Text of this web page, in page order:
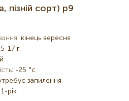
пізній сорт) р9
: кінець вересня
17 г.
: -25 °c
запилення
1-рік